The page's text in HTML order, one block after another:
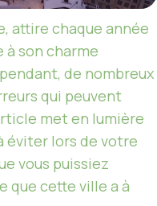
attire chaque année
à son charme
de nombreux
qui peuvent
met en lumière
éviter lors de votre
vous puissiez
que cette ville a à